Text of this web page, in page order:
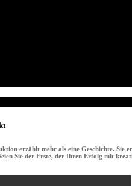
erzählt mehr als eine Geschichte. Sie
Sie der Erste, der Ihren Erfolg mit